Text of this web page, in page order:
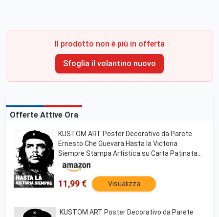
Il prodotto non è più in offerta
Sfoglia il volantino nuovo
Offerte Attive Ora
KUSTOM ART Poster Decorativo da Parete
Ernesto Che Guevara Hasta la Victoria
Siempre Stampa Artistica su Carta Patinata
42x30 cm Senza Cornice
11,99 € Visualizza
KUSTOM ART Poster Decorativo da Parete